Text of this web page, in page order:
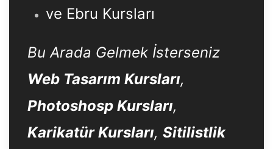
ve Ebru Kursları
Bu Arada Gelmek İsterseniz
Web Tasarım Kursları,
Photoshosp Kursları,
Karikatür Kursları, Sitilistlik